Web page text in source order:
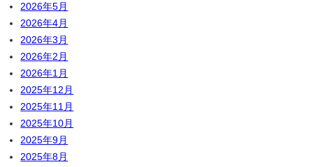
2026年5月
2026年4月
2026年3月
2026年2月
2026年1月
2025年12月
2025年11月
2025年10月
2025年9月
2025年8月